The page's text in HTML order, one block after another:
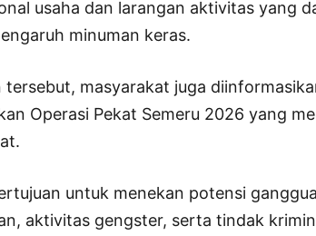
usaha dan larangan aktivitas yang
minuman keras.
tersebut, masyarakat juga
Operasi Pekat Semeru 2026 yang
untuk menekan potensi
aktivitas gengster, serta tindak